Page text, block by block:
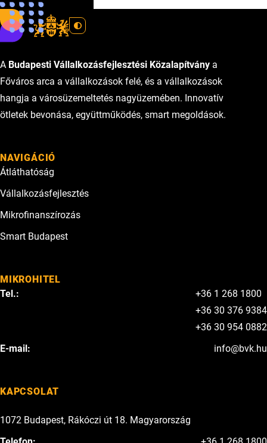
A Budapesti Vállalkozásfejlesztési Közalapítvány a
Főváros arca a vállalkozások felé, és a vállalkozások
hangja a városüzemeltetés nagyüzemében. Innovatív
ötletek bevonása, együttműködés, smart megoldások.
NAVIGÁCIÓ
Átláthatóság
Vállalkozásfejlesztés
Mikrofinanszírozás
Smart Budapest
MIKROHITEL
Tel.:
+36 1 268 1800
+36 30 376 9384
+36 30 954 0882
E-mail:
info@bvk.hu
KAPCSOLAT
1072 Budapest, Rákóczi út 18. Magyarország